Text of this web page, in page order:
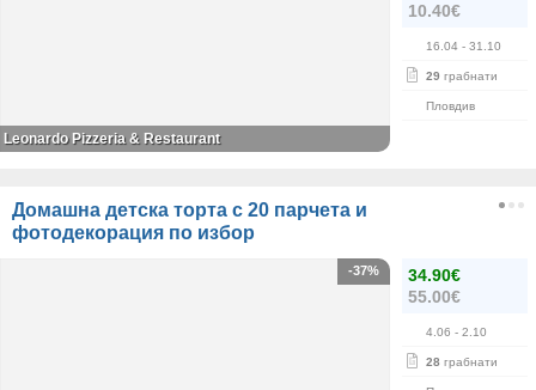
10.40€
16.04 - 31.10
29 грабнати
Пловдив
Leonardo Pizzeria & Restaurant
Домашна детска торта с 20 парчета и
фотодекорация по избор
34.90€
55.00€
4.06 - 2.10
28 грабнати
-37%